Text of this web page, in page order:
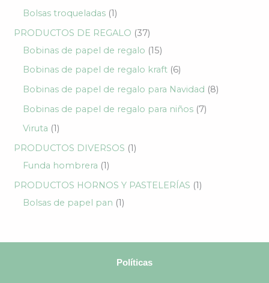
Bolsas troqueladas 1
PRODUCTOS DE REGALO 37
Bobinas de papel de regalo 15
Bobinas de papel de regalo kraft 6
Bobinas de papel de regalo para Navidad 8
Bobinas de papel de regalo para niños 7
Viruta 1
PRODUCTOS DIVERSOS 1
Funda hombrera 1
PRODUCTOS HORNOS Y PASTELERÍAS 1
Bolsas de papel pan 1
Políticas